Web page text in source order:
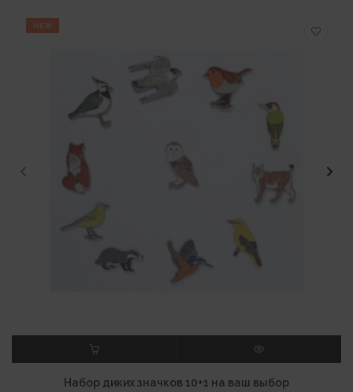
NEW
В КОРЗИНУ ПРОСМОТР
Набор диких значков 10+1 на ваш выбор